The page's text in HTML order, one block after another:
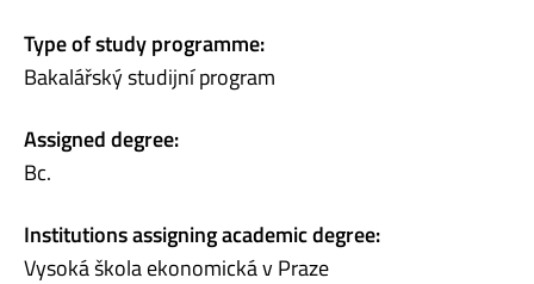
Type of study programme:
Bakalářský studijní program
Assigned degree:
Bc.
Institutions assigning academic degree:
Vysoká škola ekonomická v Praze